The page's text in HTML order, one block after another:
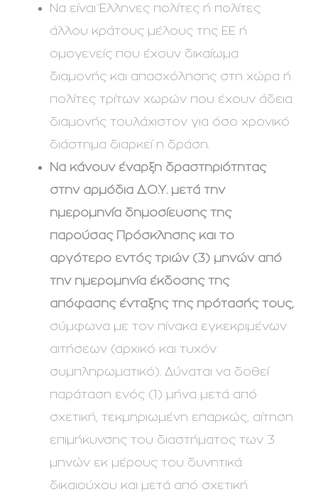
Να είναι Έλληνες πολίτες ή πολίτες
άλλου κράτους μέλους της ΕΕ ή
ομογενείς που έχουν δικαίωμα
διαμονής και απασχόλησης στη χώρα ή
πολίτες τρίτων χωρών που έχουν άδεια
διαμονής τουλάχιστον για όσο χρονικό
διάστημα διαρκεί η δράση.
Να κάνουν έναρξη δραστηριότητας
στην αρμόδια Δ.Ο.Υ. μετά την
ημερομηνία δημοσίευσης της
παρούσας Πρόσκλησης και το
αργότερο εντός τριών (3) μηνών από
την ημερομηνία έκδοσης της
απόφασης ένταξης της πρότασής τους,
σύμφωνα με τον πίνακα εγκεκριμένων
αιτήσεων (αρχικό και τυχόν
συμπληρωματικό). Δύναται να δοθεί
παράταση ενός (1) μήνα μετά από
σχετική, τεκμηριωμένη επαρκώς, αίτηση
επιμήκυνσης του διαστήματος των 3
μηνών εκ μέρους του δυνητικά
δικαιούχου και μετά από σχετική